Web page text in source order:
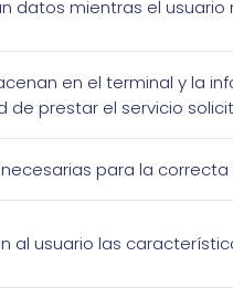
datos mientras el
en el terminal y la
de prestar el servicio
necesarias para la
al usuario las